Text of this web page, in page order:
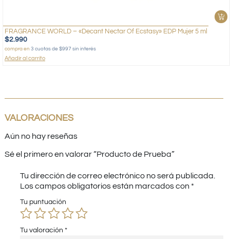
FRAGRANCE WORLD – «Decant Nectar Of Ecstasy» EDP Mujer 5 ml
$2.990
compra en 3 cuotas de $997 sin interés
Añadir al carrito
VALORACIONES
Aún no hay reseñas
Sé el primero en valorar “Producto de Prueba”
Tu dirección de correo electrónico no será publicada.
Los campos obligatorios están marcados con *
Tu puntuación
Tu valoración *